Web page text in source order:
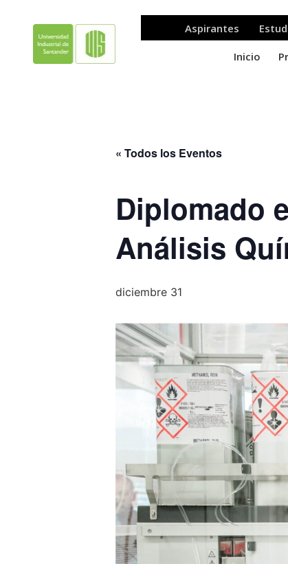
« Todos los Eventos
Diplomado
Análisis
diciembre 31